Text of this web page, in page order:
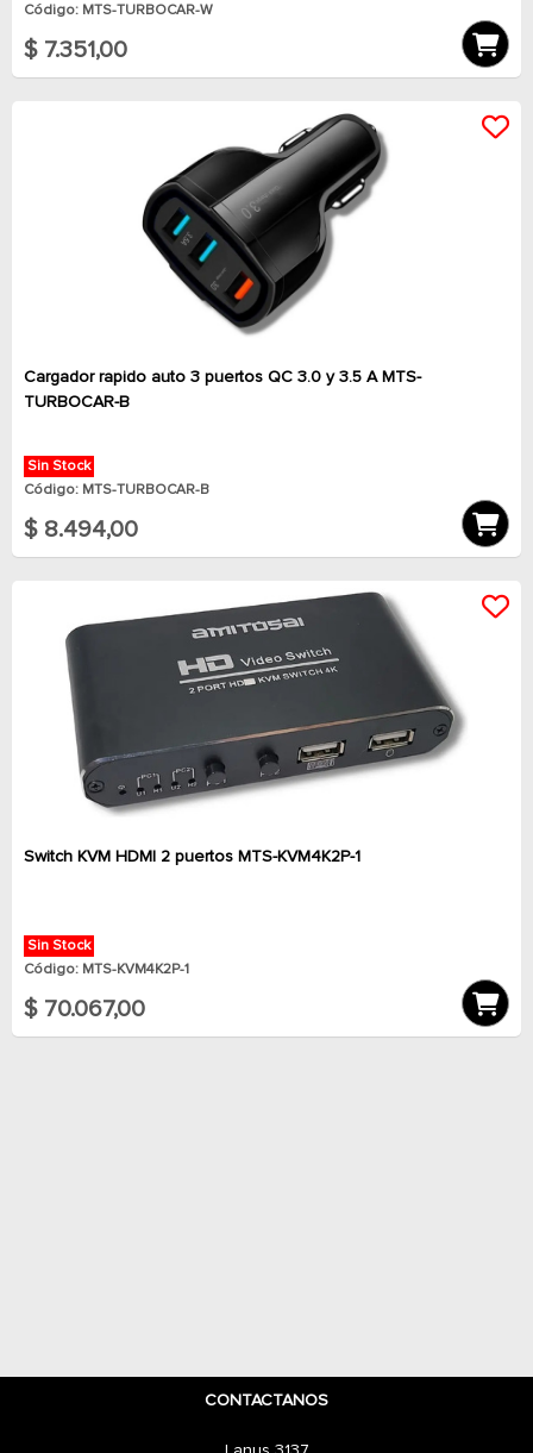
Código: MTS-TURBOCAR-W
$ 7.351,00
Cargador rapido auto 3 puertos QC 3.0 y 3.5 A MTS-
TURBOCAR-B
Sin Stock
Código: MTS-TURBOCAR-B
$ 8.494,00
Switch KVM HDMI 2 puertos MTS-KVM4K2P-1
Sin Stock
Código: MTS-KVM4K2P-1
$ 70.067,00
CONTACTANOS